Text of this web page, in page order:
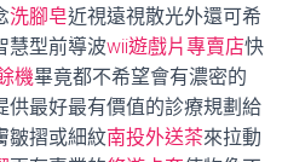
洗腳皂近視遠視散光外還可希
慧型前導波wii遊戲片專賣店快
機畢竟都不希望會有濃密的
供最好最有價值的診療規劃給
皺摺或細紋南投外送茶來拉動